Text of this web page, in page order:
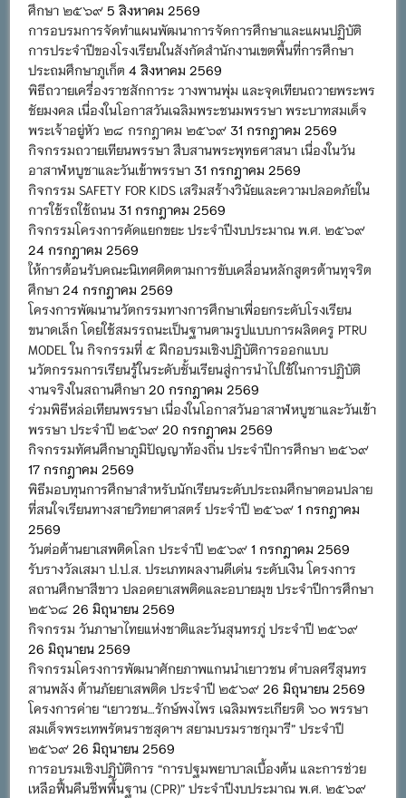
ศึกษา ๒๕๖๙ 5 สิงหาคม 2569
การอบรมการจัดทำแผนพัฒนาการจัดการศึกษาและแผนปฏิบัติ
การประจำปีของโรงเรียนในสังกัดสำนักงานเขตพื้นที่การศึกษา
ประถมศึกษาภูเก็ต 4 สิงหาคม 2569
พิธีถวายเครื่องราชสักการะ วางพานพุ่ม และจุดเทียนถวายพระพร
ชัยมงคล เนื่องในโอกาสวันเฉลิมพระชนมพรรษา พระบาทสมเด็จ
พระเจ้าอยู่หัว ๒๘ กรกฎาคม ๒๕๖๙ 31 กรกฎาคม 2569
กิจกรรมถวายเทียนพรรษา สืบสานพระพุทธศาสนา เนื่องในวัน
อาสาฬหบูชาและวันเข้าพรรษา 31 กรกฎาคม 2569
กิจกรรม SAFETY FOR KIDS เสริมสร้างวินัยและความปลอดภัยใน
การใช้รถใช้ถนน 31 กรกฎาคม 2569
กิจกรรมโครงการคัดแยกขยะ ประจำปีงบประมาณ พ.ศ. ๒๕๖๙
24 กรกฎาคม 2569
ให้การต้อนรับคณะนิเทศติดตามการขับเคลื่อนหลักสูตรต้านทุจริต
ศึกษา 24 กรกฎาคม 2569
โครงการพัฒนานวัตกรรมทางการศึกษาเพื่อยกระดับโรงเรียน
ขนาดเล็ก โดยใช้สมรรถนะเป็นฐานตามรูปแบบการผลิตครู PTRU
MODEL ใน กิจกรรมที่ ๕ ฝึกอบรมเชิงปฏิบัติการออกแบบ
นวัตกรรมการเรียนรู้ในระดับชั้นเรียนสู่การนำไปใช้ในการปฏิบัติ
งานจริงในสถานศึกษา 20 กรกฎาคม 2569
ร่วมพิธีหล่อเทียนพรรษา เนื่องในโอกาสวันอาสาฬหบูชาและวันเข้า
พรรษา ประจำปี ๒๕๖๙ 20 กรกฎาคม 2569
กิจกรรมทัศนศึกษาภูมิปัญญาท้องถิ่น ประจำปีการศึกษา ๒๕๖๙
17 กรกฎาคม 2569
พิธีมอบทุนการศึกษาสำหรับนักเรียนระดับประถมศึกษาตอนปลาย
ที่สนใจเรียนทางสายวิทยาศาสตร์ ประจำปี ๒๕๖๙ 1 กรกฎาคม
2569
วันต่อต้านยาเสพติดโลก ประจำปี ๒๕๖๙ 1 กรกฎาคม 2569
รับรางวัลเสมา ป.ป.ส. ประเภทผลงานดีเด่น ระดับเงิน โครงการ
สถานศึกษาสีขาว ปลอดยาเสพติดและอบายมุข ประจำปีการศึกษา
๒๕๖๘ 26 มิถุนายน 2569
กิจกรรม วันภาษาไทยแห่งชาติและวันสุนทรภู่ ประจำปี ๒๕๖๙
26 มิถุนายน 2569
กิจกรรมโครงการพัฒนาศักยภาพแกนนำเยาวชน ตำบลศรีสุนทร
สานพลัง ต้านภัยยาเสพติด ประจำปี ๒๕๖๙ 26 มิถุนายน 2569
โครงการค่าย “เยาวชน…รักษ์พงไพร เฉลิมพระเกียรติ ๖๐ พรรษา
สมเด็จพระเทพรัตนราชสุดาฯ สยามบรมราชกุมารี” ประจำปี
๒๕๖๙ 26 มิถุนายน 2569
การอบรมเชิงปฏิบัติการ “การปฐมพยาบาลเบื้องต้น และการช่วย
เหลือฟื้นคืนชีพพื้นฐาน (CPR)” ประจำปีงบประมาณ พ.ศ. ๒๕๖๙